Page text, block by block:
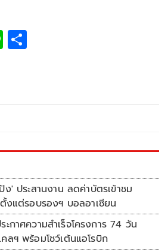
Li
ง' ประสานงาน ลดค่าบัตรเข้าชม
งแต่รอบรองฯ บอลอาเซียน
ะกาศความสำเร็จโครงการ 74 วัน
ลฯ พร้อมโชว์เต้นแอโรบิก